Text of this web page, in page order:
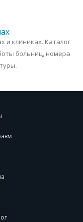
клиниках. Каталог
больниц, номера